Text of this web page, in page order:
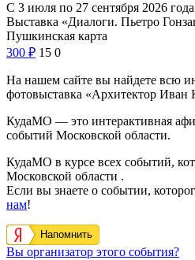
С 3 июля по 27 сентября 2026
Выставка «Диалоги. Пьетро
Пушкинская карта
300 ₽ 15 0
На нашем сайте вы найдете всю
фотовыставка «Архитектор Иван
КудаМО — это интерактивная
событий Московской области.
КудаМО в курсе всех событий,
Московской области .
Если вы знаете о событии,
нам!
Напомнить
Вы организатор этого события?